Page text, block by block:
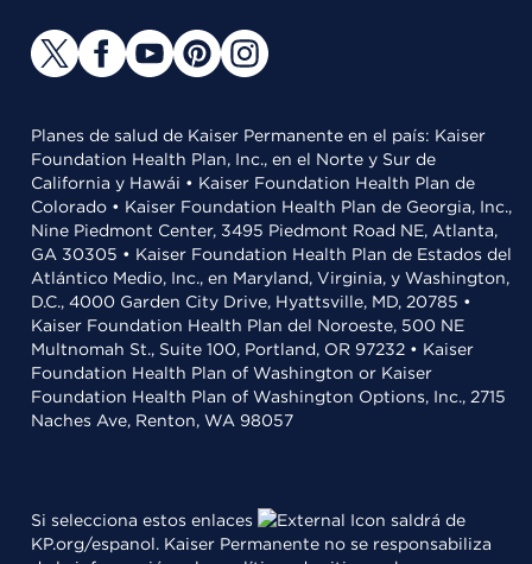
Planes de salud de Kaiser Permanente en el país: Kaiser
Foundation Health Plan, Inc., en el Norte y Sur de
California y Hawái • Kaiser Foundation Health Plan de
Colorado • Kaiser Foundation Health Plan de Georgia, Inc.,
Nine Piedmont Center, 3495 Piedmont Road NE, Atlanta,
GA 30305 • Kaiser Foundation Health Plan de Estados del
Atlántico Medio, Inc., en Maryland, Virginia, y Washington,
D.C., 4000 Garden City Drive, Hyattsville, MD, 20785 •
Kaiser Foundation Health Plan del Noroeste, 500 NE
Multnomah St., Suite 100, Portland, OR 97232 • Kaiser
Foundation Health Plan of Washington or Kaiser
Foundation Health Plan of Washington Options, Inc., 2715
Naches Ave, Renton, WA 98057
Si selecciona estos enlaces
saldrá de
KP.org/espanol. Kaiser Permanente no se responsabiliza